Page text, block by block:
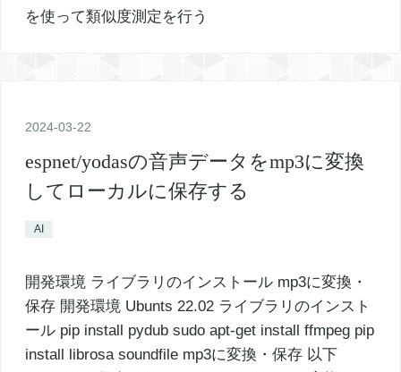
2024-03-22
espnet/yodasの音声データをmp3に変換
してローカルに保存する
AI
開発環境 ライブラリのインストール mp3に変換・
保存 開発環境 Ubunts 22.02 ライブラリのインスト
ール pip install pydub sudo apt-get install ffmpeg pip
install librosa soundfile mp3に変換・保存 以下